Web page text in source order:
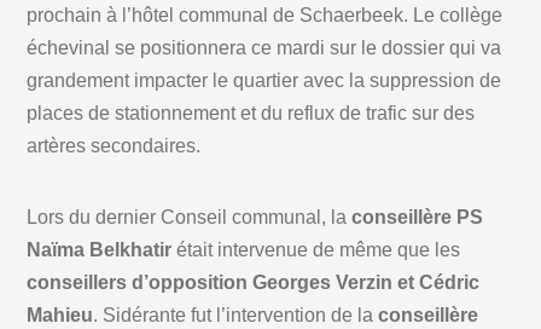
prochain à l’hôtel communal de Schaerbeek. Le collège
échevinal se positionnera ce mardi sur le dossier qui va
grandement impacter le quartier avec la suppression de
places de stationnement et du reflux de trafic sur des
artères secondaires.
Lors du dernier Conseil communal, la conseillère PS
Naïma Belkhatir était intervenue de même que les
conseillers d’opposition Georges Verzin et Cédric
Mahieu. Sidérante fut l’intervention de laconseillère